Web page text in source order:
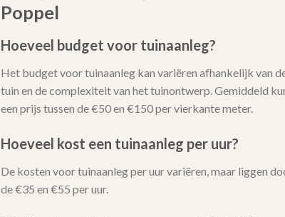
Poppel
Hoeveel budget voor tuinaanleg?
Het budget voor tuinaanleg kan variëren afhankelijk van
tuin en de complexiteit van het tuinontwerp. Gemiddeld
een prijs tussen de €50 en €150 per vierkante meter.
Hoeveel kost een tuinaanleg per uur?
De kosten voor tuinaanleg per uur variëren, maar liggen
de €35 en €55 per uur.